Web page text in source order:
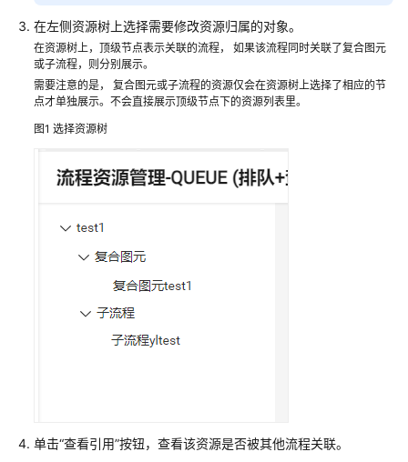
启
用
人
工
服
务
置
移
客
置
机
在左侧资源树上选择需要修改资源归属的对象。
在资源树上，顶级节点表示关联的流程， 如果该流程同时关联了复合图元
或子流程，则分别展示。
需要注意的是， 复合图元或子流程的资源仅会在资源树上选择了相应的节
点才单独展示。不会直接展示顶级节点下的资源列表里。
图1 选择资源树
单击“查看引用”按钮，查看该资源是否被其他流程关联。